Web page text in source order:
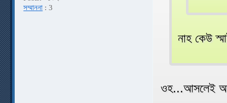
সম্মাননা : 3
নাহ কেউ
ওহ...আসলেই